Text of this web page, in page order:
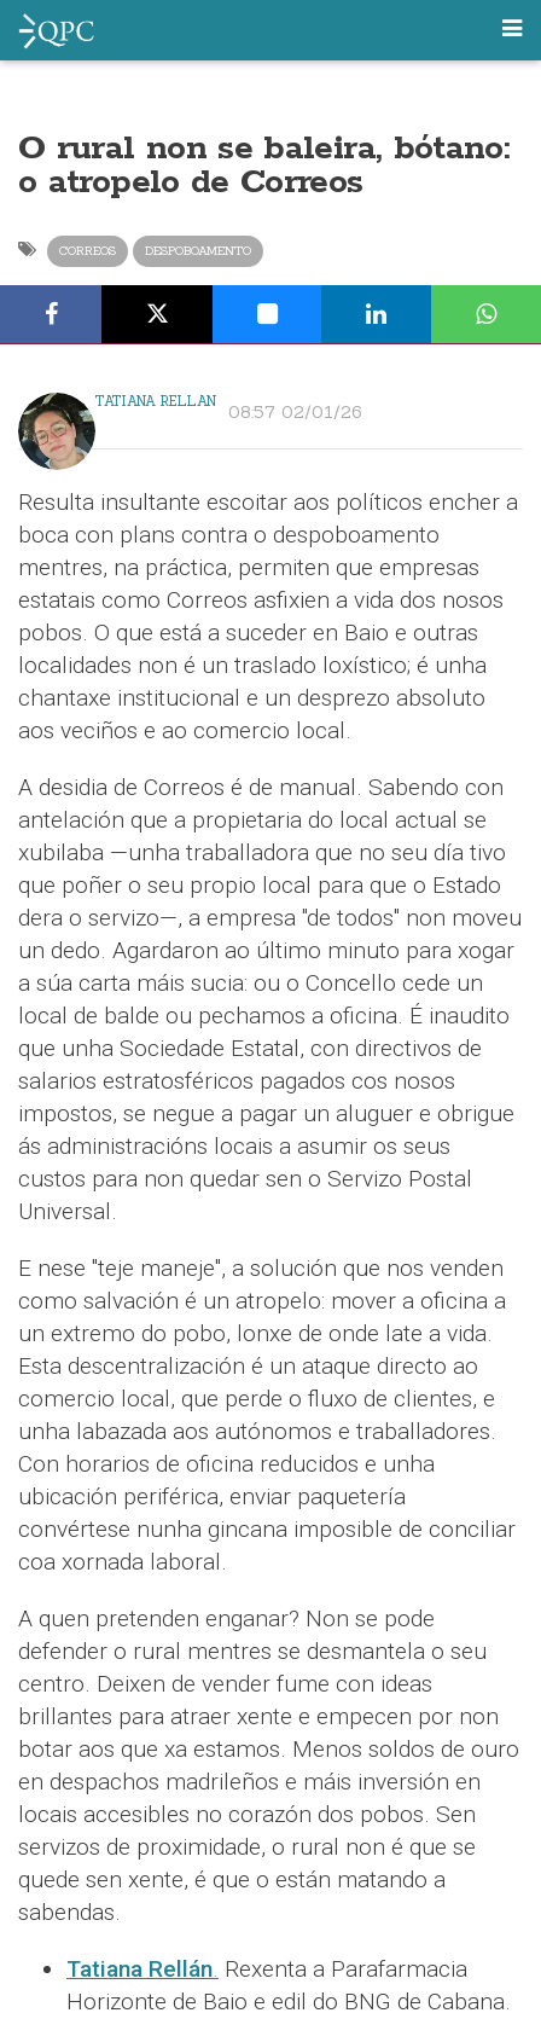
O rural non se baleira, bótano:
o atropelo de Correos
CORREOS DESPOBOAMENTO
TATIANA RELLAN 08:57 02/01/26
​​Resulta insultante escoitar aos políticos encher a
boca con plans contra o despoboamento
mentres, na práctica, permiten que empresas
estatais como Correos asfixien a vida dos nosos
pobos. O que está a suceder en Baio e outras
localidades non é un traslado loxístico; é unha
chantaxe institucional e un desprezo absoluto
aos veciños e ao comercio local.
​A desidia de Correos é de manual. Sabendo con
antelación que a propietaria do local actual se
xubilaba —unha traballadora que no seu día tivo
que poñer o seu propio local para que o Estado
dera o servizo—, a empresa "de todos" non moveu
un dedo. Agardaron ao último minuto para xogar
a súa carta máis sucia: ou o Concello cede un
local de balde ou pechamos a oficina. É inaudito
que unha Sociedade Estatal, con directivos de
salarios estratosféricos pagados cos nosos
impostos, se negue a pagar un aluguer e obrigue
ás administracións locais a asumir os seus
custos para non quedar sen o Servizo Postal
Universal.
​E nese "teje maneje", a solución que nos venden
como salvación é un atropelo: mover a oficina a
un extremo do pobo, lonxe de onde late a vida.
Esta descentralización é un ataque directo ao
comercio local, que perde o fluxo de clientes, e
unha labazada aos autónomos e traballadores.
Con horarios de oficina reducidos e unha
ubicación periférica, enviar paquetería
convértese nunha gincana imposible de conciliar
coa xornada laboral.
​A quen pretenden enganar? Non se pode
defender o rural mentres se desmantela o seu
centro. Deixen de vender fume con ideas
brillantes para atraer xente e empecen por non
botar aos que xa estamos. Menos soldos de ouro
en despachos madrileños e máis inversión en
locais accesibles no corazón dos pobos. Sen
servizos de proximidade, o rural non é que se
quede sen xente, é que o están matando a
sabendas.
Tatiana Rellán. Rexenta a Parafarmacia
Horizonte de Baio e edil do BNG de Cabana.